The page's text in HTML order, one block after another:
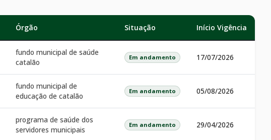
Órgão Situação Início Vigência
fundo municipal de saúde
catalão
Em andamento 17/07/2026
fundo municipal de
educação de catalão
Em andamento 05/08/2026
programa de saúde dos
servidores municipais
Em andamento 29/04/2026